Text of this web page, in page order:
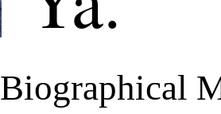
Biographical